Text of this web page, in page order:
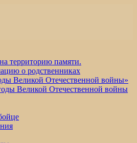
территорию памяти.
о родственниках
Великой Отечественной войны»
Великой Отечественной войны